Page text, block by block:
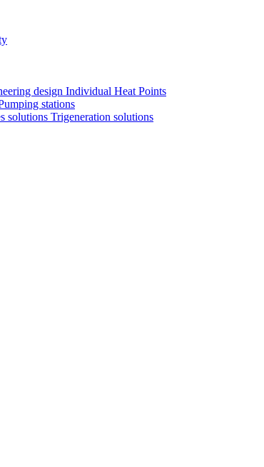
design Individual Heat Points
stations
solutions Trigeneration solutions